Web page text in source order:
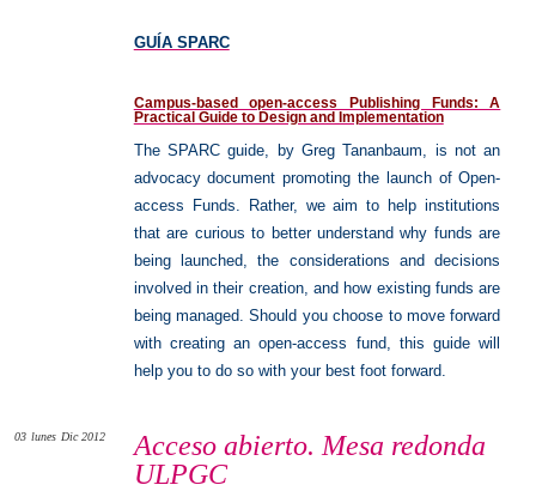
GUÍA SPARC
Campus-based open-access Publishing Funds: A
Practical Guide to Design and Implementation
The SPARC guide, by Greg Tananbaum, is not an
advocacy document promoting the launch of Open-
access Funds. Rather, we aim to help institutions
that are curious to better understand why funds are
being launched, the considerations and decisions
involved in their creation, and how existing funds are
being managed. Should you choose to move forward
with creating an open-access fund, this guide will
help you to do so with your best foot forward.
Acceso abierto. Mesa redonda
ULPGC
03 lunes Dic 2012